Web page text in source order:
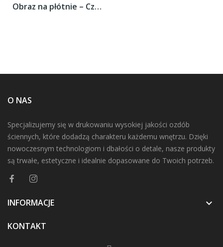
Obraz na płótnie – Czarne szpilki i ciemne...
O NAS
Specjalizujemy się w drukowaniu wysokiej jakości ozdób
ściennych, które dodadzą charakteru każdemu wnętrzu. Dzięki
nowoczesnym technologiom i dbałości o detale, nasze produkty
są trwałe, estetyczne i idealnie dopasowane do Twoich potrzeb.
INFORMACJE 
KONTAKT